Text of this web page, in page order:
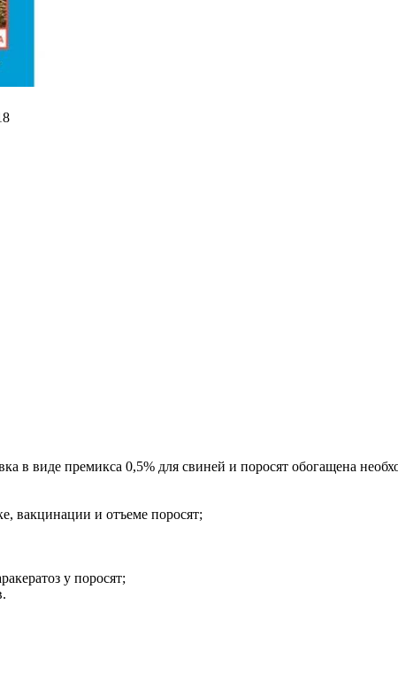
в виде премикса 0,5% для свиней и поросят обогащена
вакцинации и отъеме поросят;
у поросят;